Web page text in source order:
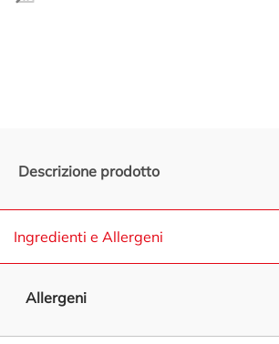
Descrizione prodotto
Ingredienti e Allergeni
Allergeni